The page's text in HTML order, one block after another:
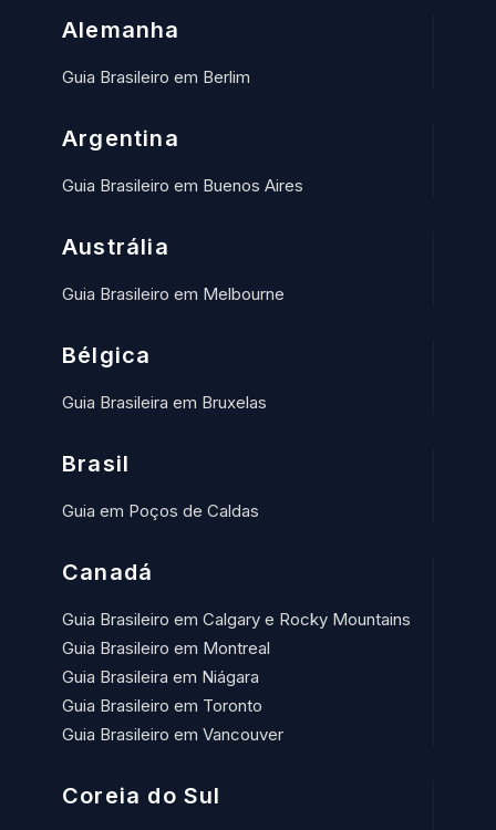
Alemanha
Guia Brasileiro em Berlim
Argentina
Guia Brasileiro em Buenos Aires
Austrália
Guia Brasileiro em Melbourne
Bélgica
Guia Brasileira em Bruxelas
Brasil
Guia em Poços de Caldas
Canadá
Guia Brasileiro em Calgary e Rocky Mountains
Guia Brasileiro em Montreal
Guia Brasileira em Niágara
Guia Brasileiro em Toronto
Guia Brasileiro em Vancouver
Coreia do Sul